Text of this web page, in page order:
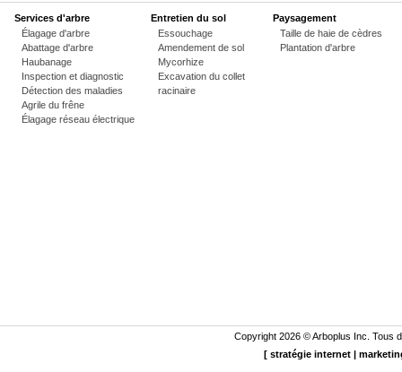
Services d'arbre
Élagage d'arbre
Abattage d'arbre
Haubanage
Inspection et diagnostic
Détection des maladies
Agrile du frêne
Élagage réseau électrique
Entretien du sol
Essouchage
Amendement de sol
Mycorhize
Excavation du collet
racinaire
Paysagement
Taille de haie de cèdres
Plantation d'arbre
Copyright 2026 ©Arboplus Inc. Tous
[ stratégie internet|